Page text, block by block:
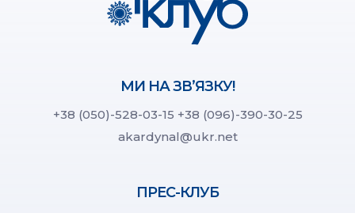
МИ НА ЗВ’ЯЗКУ!
+38 (050)-528-03-15 +38 (096)-390-30-25
akardynal@ukr.net
ПРЕС-КЛУБ